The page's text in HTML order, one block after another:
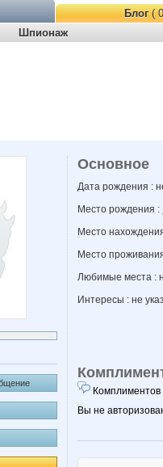
Блог(
Шпионаж
Основное
Дата рождения :
Место рождения :
Место
Место
Любимые места :
Интересы : не
Комплиментов
Вы не